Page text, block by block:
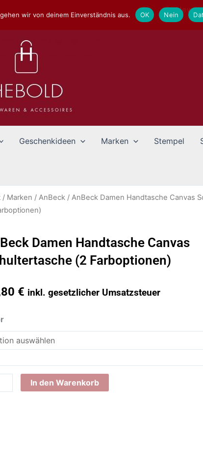
Geschenkideen Marken Stempel
/ Marken / AnBeck / AnBeck Damen Handtasche Canvas
Damen Handtasche Canvas
(2 Farboptionen)
€ inkl. gesetzlicher Umsatzsteuer
In den Warenkorb
wir von deinem Einverständnis aus. OK Nein